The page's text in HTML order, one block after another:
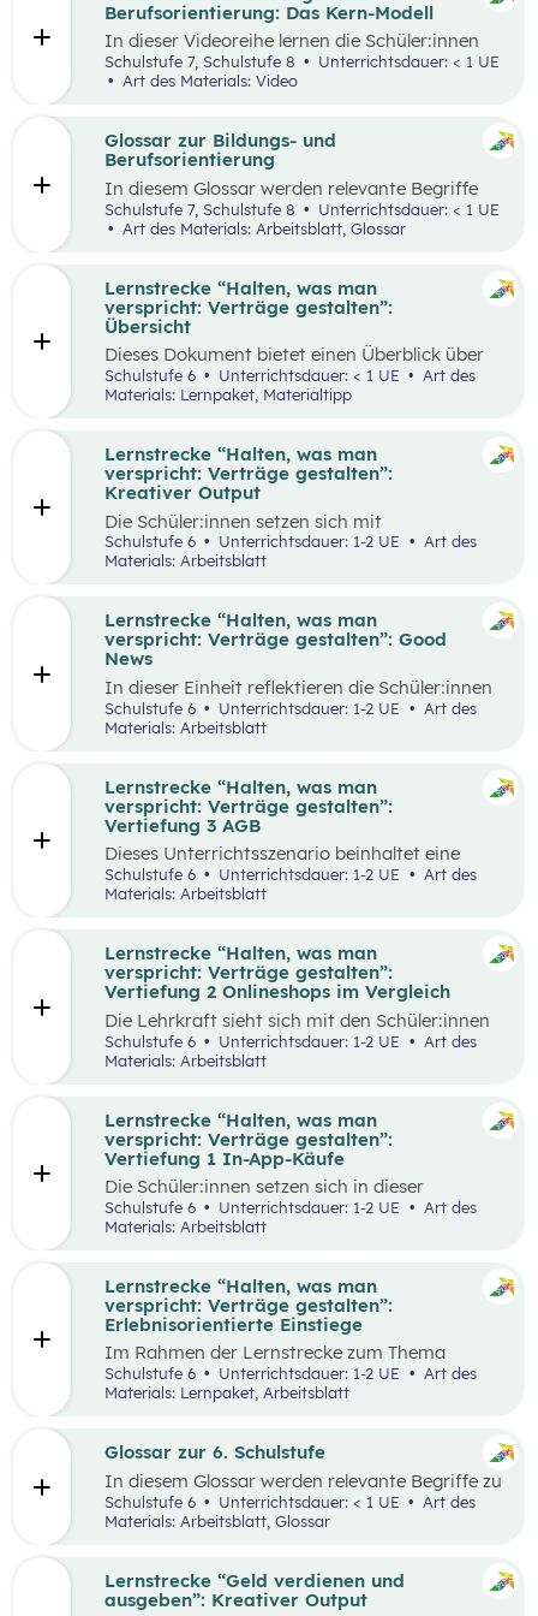
ihren Lernprozess zu übernehmen.
Berufsorientierung: Das Kern-Modell
In dieser Videoreihe lernen die Schüler:innen
wie sie selbstbewusst auftreten, authentisch
wirken und gleichzeitig Menschen von sich
Schulstufe 7, Schulstufe 8
Unterrichtsdauer: < 1 UE
Art des Materials: Video
Glossar zur Bildungs- und
Berufsorientierung
In diesem Glossar werden relevante Begriffe
zum Thema „Bildungs- und Berufsorientierung“
erklärt. Zusätzlich gibt es Arbeitsblätter zu
Schulstufe 7, Schulstufe 8
Unterrichtsdauer: < 1 UE
Art des Materials: Arbeitsblatt, Glossar
Lernstrecke “Halten, was man
verspricht: Verträge gestalten”:
Übersicht
Dieses Dokument bietet einen Überblick über
alle Materialien, die für die Lerntrecke “Halten,
was man verspricht – Verträge gestalten” für
Schulstufe 6 Unterrichtsdauer: < 1 UE
Materials: Lernpaket, Materialtipp
Lernstrecke “Halten, was man
verspricht: Verträge gestalten”:
Kreativer Output
Die Schüler:innen setzen sich mit
selbstgewählten Aspekten der
Vertragsgestaltung auseinander und drehen
Schulstufe 6 Unterrichtsdauer: 1-2 UE
Art des
Materials: Arbeitsblatt
Lernstrecke “Halten, was man
verspricht: Verträge gestalten”: Good
News
In dieser Einheit reflektieren die Schüler:innen
die Inhalte der Lernstrecke “Halten, was man
verspricht – Verträge gestalten”.
Schulstufe 6 Unterrichtsdauer: 1-2 UE
Materials: Arbeitsblatt
Lernstrecke “Halten, was man
verspricht: Verträge gestalten”:
Vertiefung 3 AGB
Dieses Unterrichtsszenario beinhaltet eine
Gruppenarbeit, bei der sich die Schüler:innen
mit Ausschnitten aus den AGBs von Zalando
Schulstufe 6 Unterrichtsdauer: 1-2 UE
Art des
Materials: Arbeitsblatt
Lernstrecke “Halten, was man
verspricht: Verträge gestalten”:
Vertiefung 2 Onlineshops im Vergleich
Die Lehrkraft sieht sich mit den Schüler:innen
zum Einstieg einen Onlineshop eines bekannten
Online-Händlers an.
Schulstufe 6 Unterrichtsdauer: 1-2 UE
Materials: Arbeitsblatt
Lernstrecke “Halten, was man
verspricht: Verträge gestalten”:
Vertiefung 1 In-App-Käufe
Die Schüler:innen setzen sich in dieser
Alltagschallenge mit dem eigenen digitalen
Konsumverhalten auseinander.
Schulstufe 6 Unterrichtsdauer: 1-2 UE
Materials: Arbeitsblatt
Lernstrecke “Halten, was man
verspricht: Verträge gestalten”:
Erlebnisorientierte Einstiege
Im Rahmen der Lernstrecke zum Thema
“Halten, was man verspricht – Verträge
gestalten”, werden drei mögliche Einstiegsideen
Schulstufe 6 Unterrichtsdauer: 1-2 UE
Art des
Materials: Lernpaket, Arbeitsblatt
Glossar zur 6. Schulstufe
In diesem Glossar werden relevante Begriffe zu
den Lehrplanpunkten “Energie und Ressourcen”
sowie “Produktion und Konsum” erklärt.
Zusätzlich gibt es Arbeitsblätter zu
Schulstufe 6 Unterrichtsdauer: < 1 UE
Materials: Arbeitsblatt, Glossar
Lernstrecke “Geld verdienen und
ausgeben”: Kreativer Output